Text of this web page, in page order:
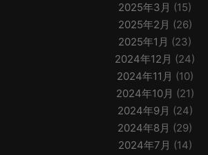
2025年3月 (15)
2025年2月 (26)
2025年1月 (23)
2024年12月 (24)
2024年11月 (10)
2024年10月 (21)
2024年9月 (24)
2024年8月 (29)
2024年7月 (14)